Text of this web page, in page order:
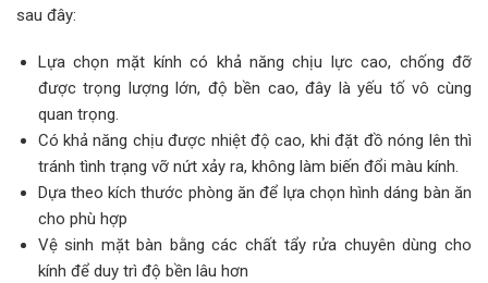
sau đây:
Lựa chọn mặt kính có khả năng chịu lực cao, chống đỡ
được trọng lượng lớn, độ bền cao, đây là yếu tố vô cùng
quan trọng.
Có khả năng chịu được nhiệt độ cao, khi đặt đồ nóng lên thì
tránh tình trạng vỡ nứt xảy ra, không làm biến đổi màu kính.
Dựa theo kích thước phòng ăn để lựa chọn hình dáng bàn ăn
cho phù hợp
Vệ sinh mặt bàn bằng các chất tẩy rửa chuyên dùng cho
kính để duy trì độ bền lâu hơn